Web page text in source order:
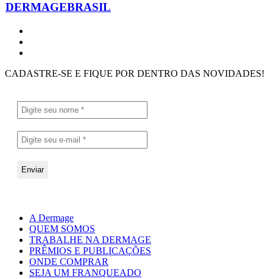
DERMAGEBRASIL
CADASTRE-SE E FIQUE POR DENTRO DAS NOVIDADES!
A Dermage
QUEM SOMOS
TRABALHE NA DERMAGE
PRÊMIOS E PUBLICAÇÕES
ONDE COMPRAR
SEJA UM FRANQUEADO